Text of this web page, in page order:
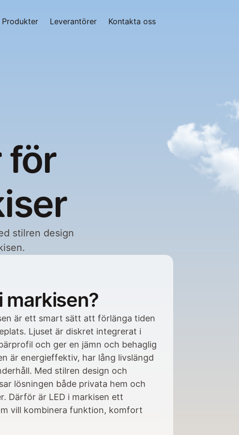
Produkter Leverantörer Kontakta oss
för
stilren design
markisen?
är ett smart sätt att förlänga tiden
Ljuset är diskret integrerat i
och ger en jämn och behaglig
är energieffektiv, har lång livslängd
Med stilren design och
lösningen både privata hem och
Därför är LED i markisen ett
vill kombinera funktion, komfort
SIDOR
Hem